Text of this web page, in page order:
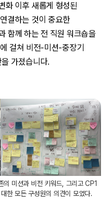
화 이후 새롭게 형성된
결하는 것이 중요한
함께 하는 전 직원 워크숍을
걸쳐 비전-미션-중장기
가졌습니다.
의 미션과 비전 키워드, 그리고 CP1
한 모든 구성원의 의견이 모였다.